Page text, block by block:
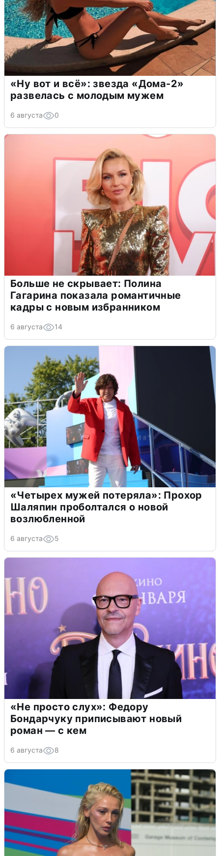
«Ну вот и всё»: звезда «Дома-2»
развелась с молодым мужем
6 августа 0
Больше не скрывает: Полина
Гагарина показала романтичные
кадры с новым избранником
6 августа 14
«Четырех мужей потеряла»: Прохор
Шаляпин проболтался о новой
возлюбленной
6 августа 5
«Не просто слух»: Федору
Бондарчуку приписывают новый
роман — с кем
6 августа 8